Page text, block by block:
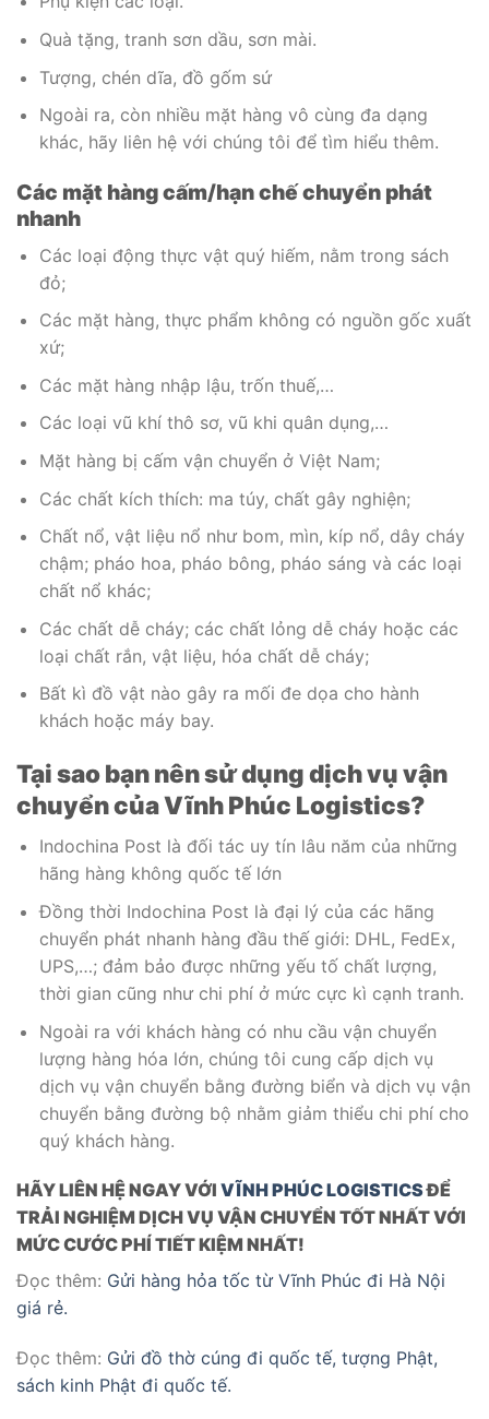
Quà tặng, tranh sơn dầu, sơn mài.
Tượng, chén dĩa, đồ gốm sứ
Ngoài ra, còn nhiều mặt hàng vô cùng đa dạng
khác, hãy liên hệ với chúng tôi để tìm hiểu thêm.
Các mặt hàng cấm/hạn chế chuyển phát
nhanh
Các loại động thực vật quý hiếm, nằm trong sách
đỏ;
Các mặt hàng, thực phẩm không có nguồn gốc xuất
xứ;
Các mặt hàng nhập lậu, trốn thuế,…
Các loại vũ khí thô sơ, vũ khi quân dụng,…
Mặt hàng bị cấm vận chuyển ở Việt Nam;
Các chất kích thích: ma túy, chất gây nghiện;
Chất nổ, vật liệu nổ như bom, mìn, kíp nổ, dây cháy
chậm; pháo hoa, pháo bông, pháo sáng và các loại
chất nổ khác;
Các chất dễ cháy; các chất lỏng dễ cháy hoặc các
loại chất rắn, vật liệu, hóa chất dễ cháy;
Bất kì đồ vật nào gây ra mối đe dọa cho hành
khách hoặc máy bay.
Tại sao bạn nên sử dụngdịchvụ vận
chuyển của Vĩnh Phúc Logistics?
Indochina Post là đối tác uy tín lâu năm của những
hãng hàng không quốc tế lớn
Đồng thời Indochina Post là đại lý của các hãng
chuyển phát nhanh hàng đầu thế giới: DHL, FedEx,
UPS,…; đảm bảo được những yếu tố chất lượng,
thời gian cũng như chi phí ở mức cực kì cạnh tranh.
Ngoài ra với khách hàng có nhu cầu vận chuyển
lượng hàng hóa lớn, chúng tôi cung cấp dịch vụ
dịch vụ vận chuyển bằng đường biển và dịch vụ vận
chuyển bằng đường bộ nhằm giảm thiểu chi phí cho
quý khách hàng.
HÃY LIÊN HỆ NGAY VỚI VĨNH PHÚC LOGISTICSĐỂ
TRẢI NGHIỆM DỊCH VỤ VẬN CHUYỂN TỐT NHẤT VỚI
MỨC CƯỚC PHÍ TIẾT KIỆM NHẤT!
Đọc thêm: Gửi hàng hỏa tốc từ Vĩnh Phúc đi Hà Nội
giá rẻ.
Đọc thêm: Gửi đồ thờ cúng đi quốc tế, tượng Phật,
sách kinh Phật đi quốc tế.